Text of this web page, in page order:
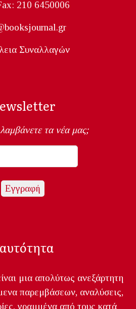
210 6450006
Συναλλαγών
τα νέα μας;
μια απολύτως ανεξάρτητη
παρεμβάσεων, αναλύσεις,
γραμμένα από τους κατά